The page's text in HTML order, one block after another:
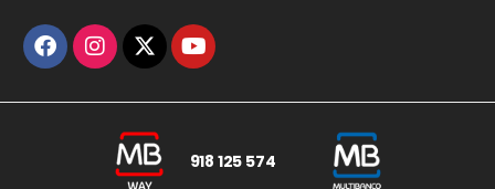
918 125 574